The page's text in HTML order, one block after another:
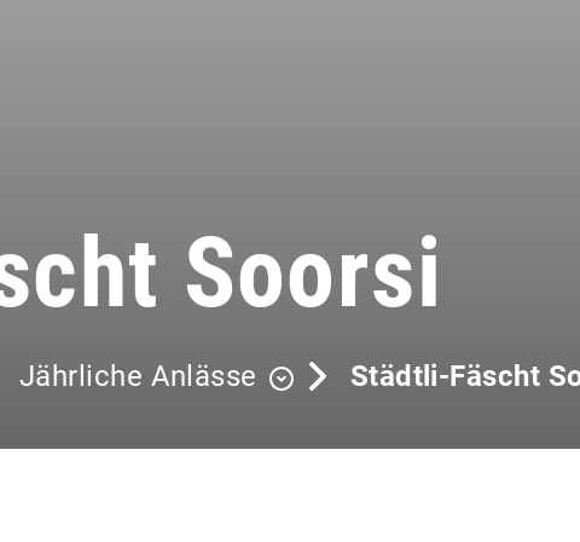
Soorsi
Jährliche Anlässe Städtli-Fäscht